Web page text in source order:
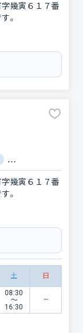
幾寅６１７番
。
バリアフリー
幾寅６１７番
。
土 日
08:30
〜
16:30